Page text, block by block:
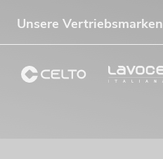
Unsere Vertriebsmarken